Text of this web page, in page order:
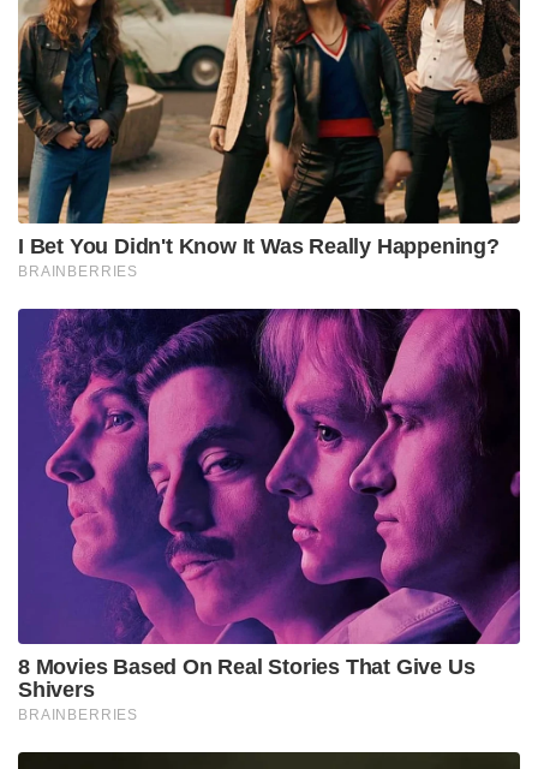
I Bet You Didn't Know It Was Really Happening?
BRAINBERRIES
8 Movies Based On Real Stories That Give Us
Shivers
BRAINBERRIES